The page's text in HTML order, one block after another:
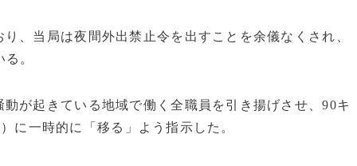
当局は夜間外出禁止令を出すことを余儀なくされ、
。
が起きている地域で働く全職員を引き揚げさせ、90キ
）に一時的に「移る」よう指示した。